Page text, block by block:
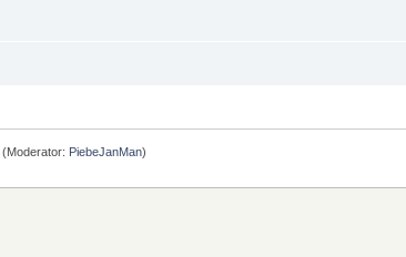
(Moderator: PiebeJanMan)